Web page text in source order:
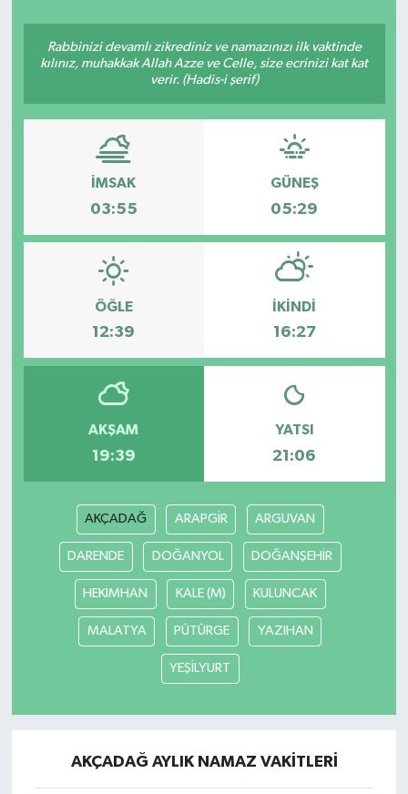
Rabbinizi devamlı zikrediniz ve namazınızı ilk vaktinde
kılınız, muhakkak Allah Azze ve Celle, size ecrinizi kat kat
verir. (Hadis-i şerif)
İMSAK
03:55
GÜNEŞ
05:29
ÖĞLE
12:39
İKINDI
16:27
AKŞAM
19:39
YATSI
21:06
AKÇADAĞ ARAPGİR ARGUVAN
DARENDE DOĞANYOL DOĞANŞEHİR
HEKİMHAN KALE (M) KULUNCAK
MALATYA PÜTÜRGE YAZIHAN
YEŞİLYURT
AKÇADAĞ AYLIK NAMAZ VAKITLERI
EĞİTİM
EKONOMİ
English News
Finans
Flaş Haber
Gayrimenkul
GENEL
Güvenlik
HABERDE İNSAN
İNSAN